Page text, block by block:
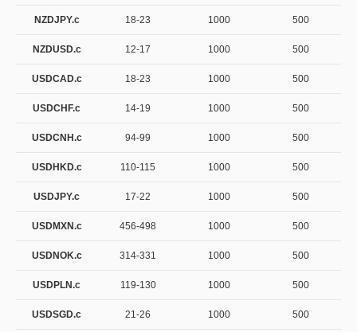
NZDJPY.c 18-23 1000 500
NZDUSD.c 12-17 1000 500
USDCAD.c 18-23 1000 500
USDCHF.c 14-19 1000 500
USDCNH.c 94-99 1000 500
USDHKD.c 110-115 1000 500
USDJPY.c 17-22 1000 500
USDMXN.c 456-498 1000 500
USDNOK.c 314-331 1000 500
USDPLN.c 119-130 1000 500
USDSGD.c 21-26 1000 500